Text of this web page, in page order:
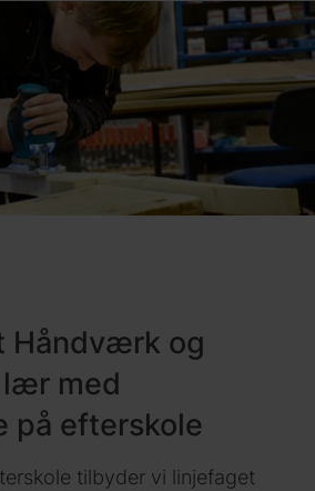
Håndværk og
lær med
på efterskole
tilbyder vi linjefaget